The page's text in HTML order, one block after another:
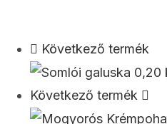
Következő termék
Következő termék